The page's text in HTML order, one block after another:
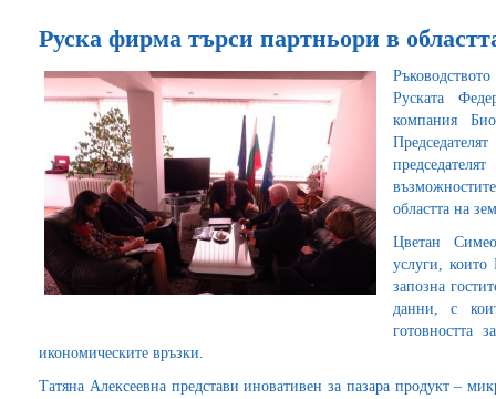
Руска фирма търси партньори в
Руската
компания
областта на
Цветан
услуги, които
запозна
данни, с
готовността
икономическите връзки.
Татяна Алексеевна представи иновативен за пазара продукт –